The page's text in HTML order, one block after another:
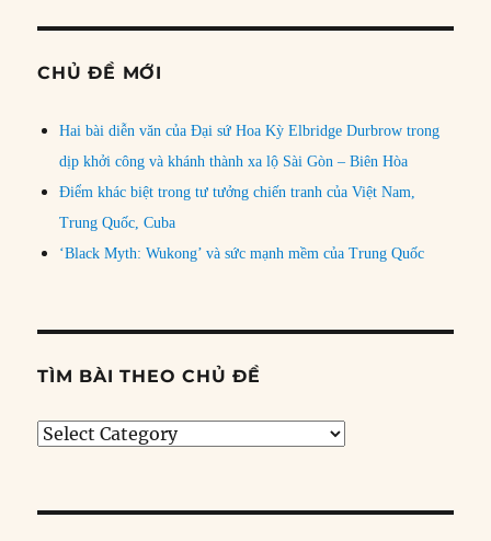
CHỦ ĐỀ MỚI
Hai bài diễn văn của Đại sứ Hoa Kỳ Elbridge Durbrow trong
dịp khởi công và khánh thành xa lộ Sài Gòn – Biên Hòa
Điểm khác biệt trong tư tưởng chiến tranh của Việt Nam,
Trung Quốc, Cuba
‘Black Myth: Wukong’ và sức mạnh mềm của Trung Quốc
TÌM BÀI THEO CHỦ ĐỀ
Tìm